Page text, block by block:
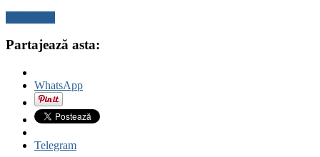
Partajează asta:
WhatsApp
Telegram